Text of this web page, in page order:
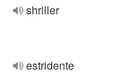
shriller
estridente